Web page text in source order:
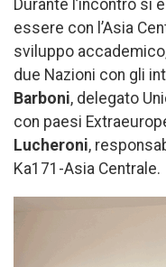
Durante l’incontro si
essere con l’Asia
sviluppo
due Nazioni con gli
Barboni, delegato
con paesi
Lucheroni,
Ka171-Asia Centrale.